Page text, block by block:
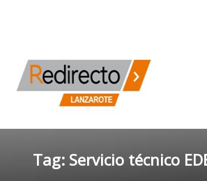
Tag: Servicio técnico